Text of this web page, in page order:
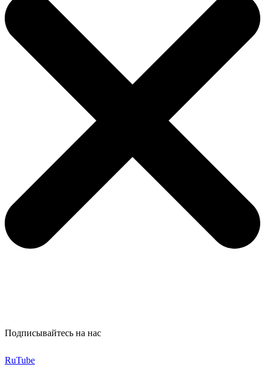
Подписывайтесь на нас
RuTube